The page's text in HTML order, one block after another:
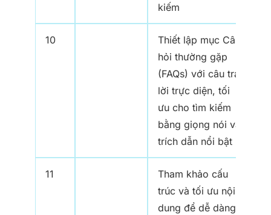
kiếm
10
Thiết lập mục Câu
hỏi thường gặp
(FAQs) với câu trả
lời trực diện, tối
ưu cho tìm kiếm
bằng giọng nói và
trích dẫn nổi bật
11
Tham khảo cấu
trúc và tối ưu nội
dung để dễ dàng